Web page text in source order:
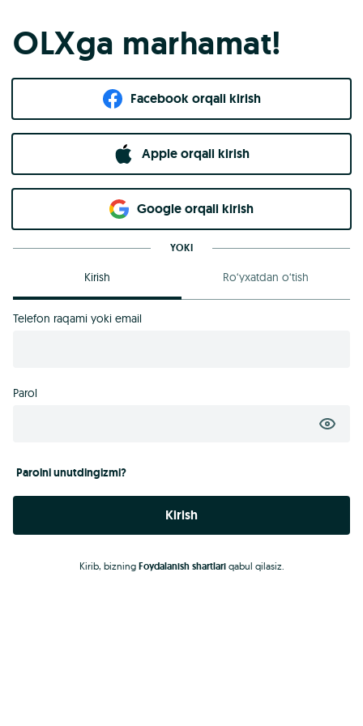
OLXga marhamat!
Facebook orqali kirish​
Apple orqali kirish
Goo​g​le orqali kirish
YOKI
Kirish Ro‘yxatdan o‘tish
Telefon raqami yoki email
Parol
Parolni unutdingizmi?
Kirish
Kirib, bizning Foydalanish shartlariqabul qilasiz.